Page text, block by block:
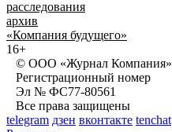
расследования
архив
«Компания будущего»
16+
© ООО «Журнал Компания»
Регистрационный номер
Эл № ФС77-80561
Все права защищены
telegram дзен вконтакте tenchat